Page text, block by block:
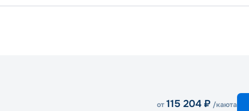
от 115 204 ₽ /каюта